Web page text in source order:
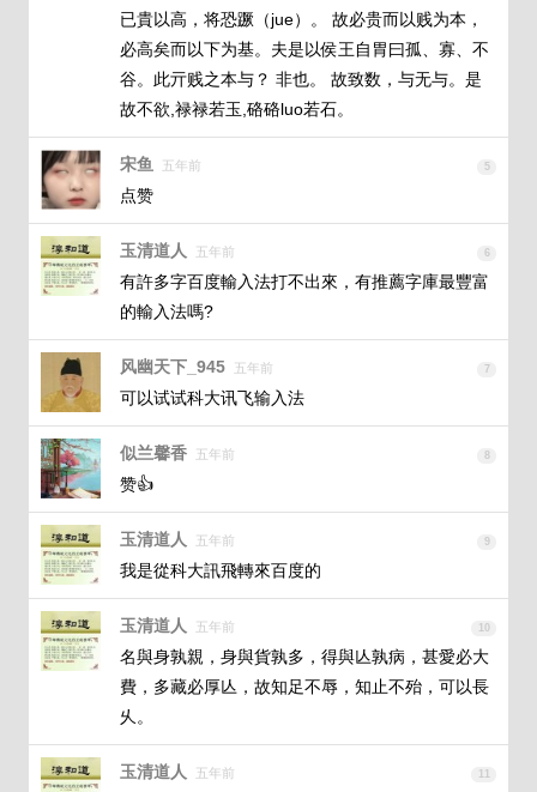
已貴以高，将恐蹶（jue）。 故必贵而以贱为本，
必高矣而以下为基。夫是以侯王自胃曰孤、寡、不
谷。此亓贱之本与？ 非也。 故致数，与无与。是
故不欲,禄禄若玉,硌硌luo若石。
宋鱼 五年前 5
点赞
玉清道人 五年前 6
有許多字百度輸入法打不出來，有推薦字庫最豐富
的輸入法嗎?
风幽天下_945 五年前 7
可以试试科大讯飞输入法
似兰馨香 五年前 8
赞👍
玉清道人 五年前 9
我是從科大訊飛轉來百度的
玉清道人 五年前 10
名與身孰親，身與貨孰多，得與亾孰病，甚愛必大
費，多藏必厚亾，故知足不辱，知止不殆，可以長
乆。
玉清道人 五年前 11